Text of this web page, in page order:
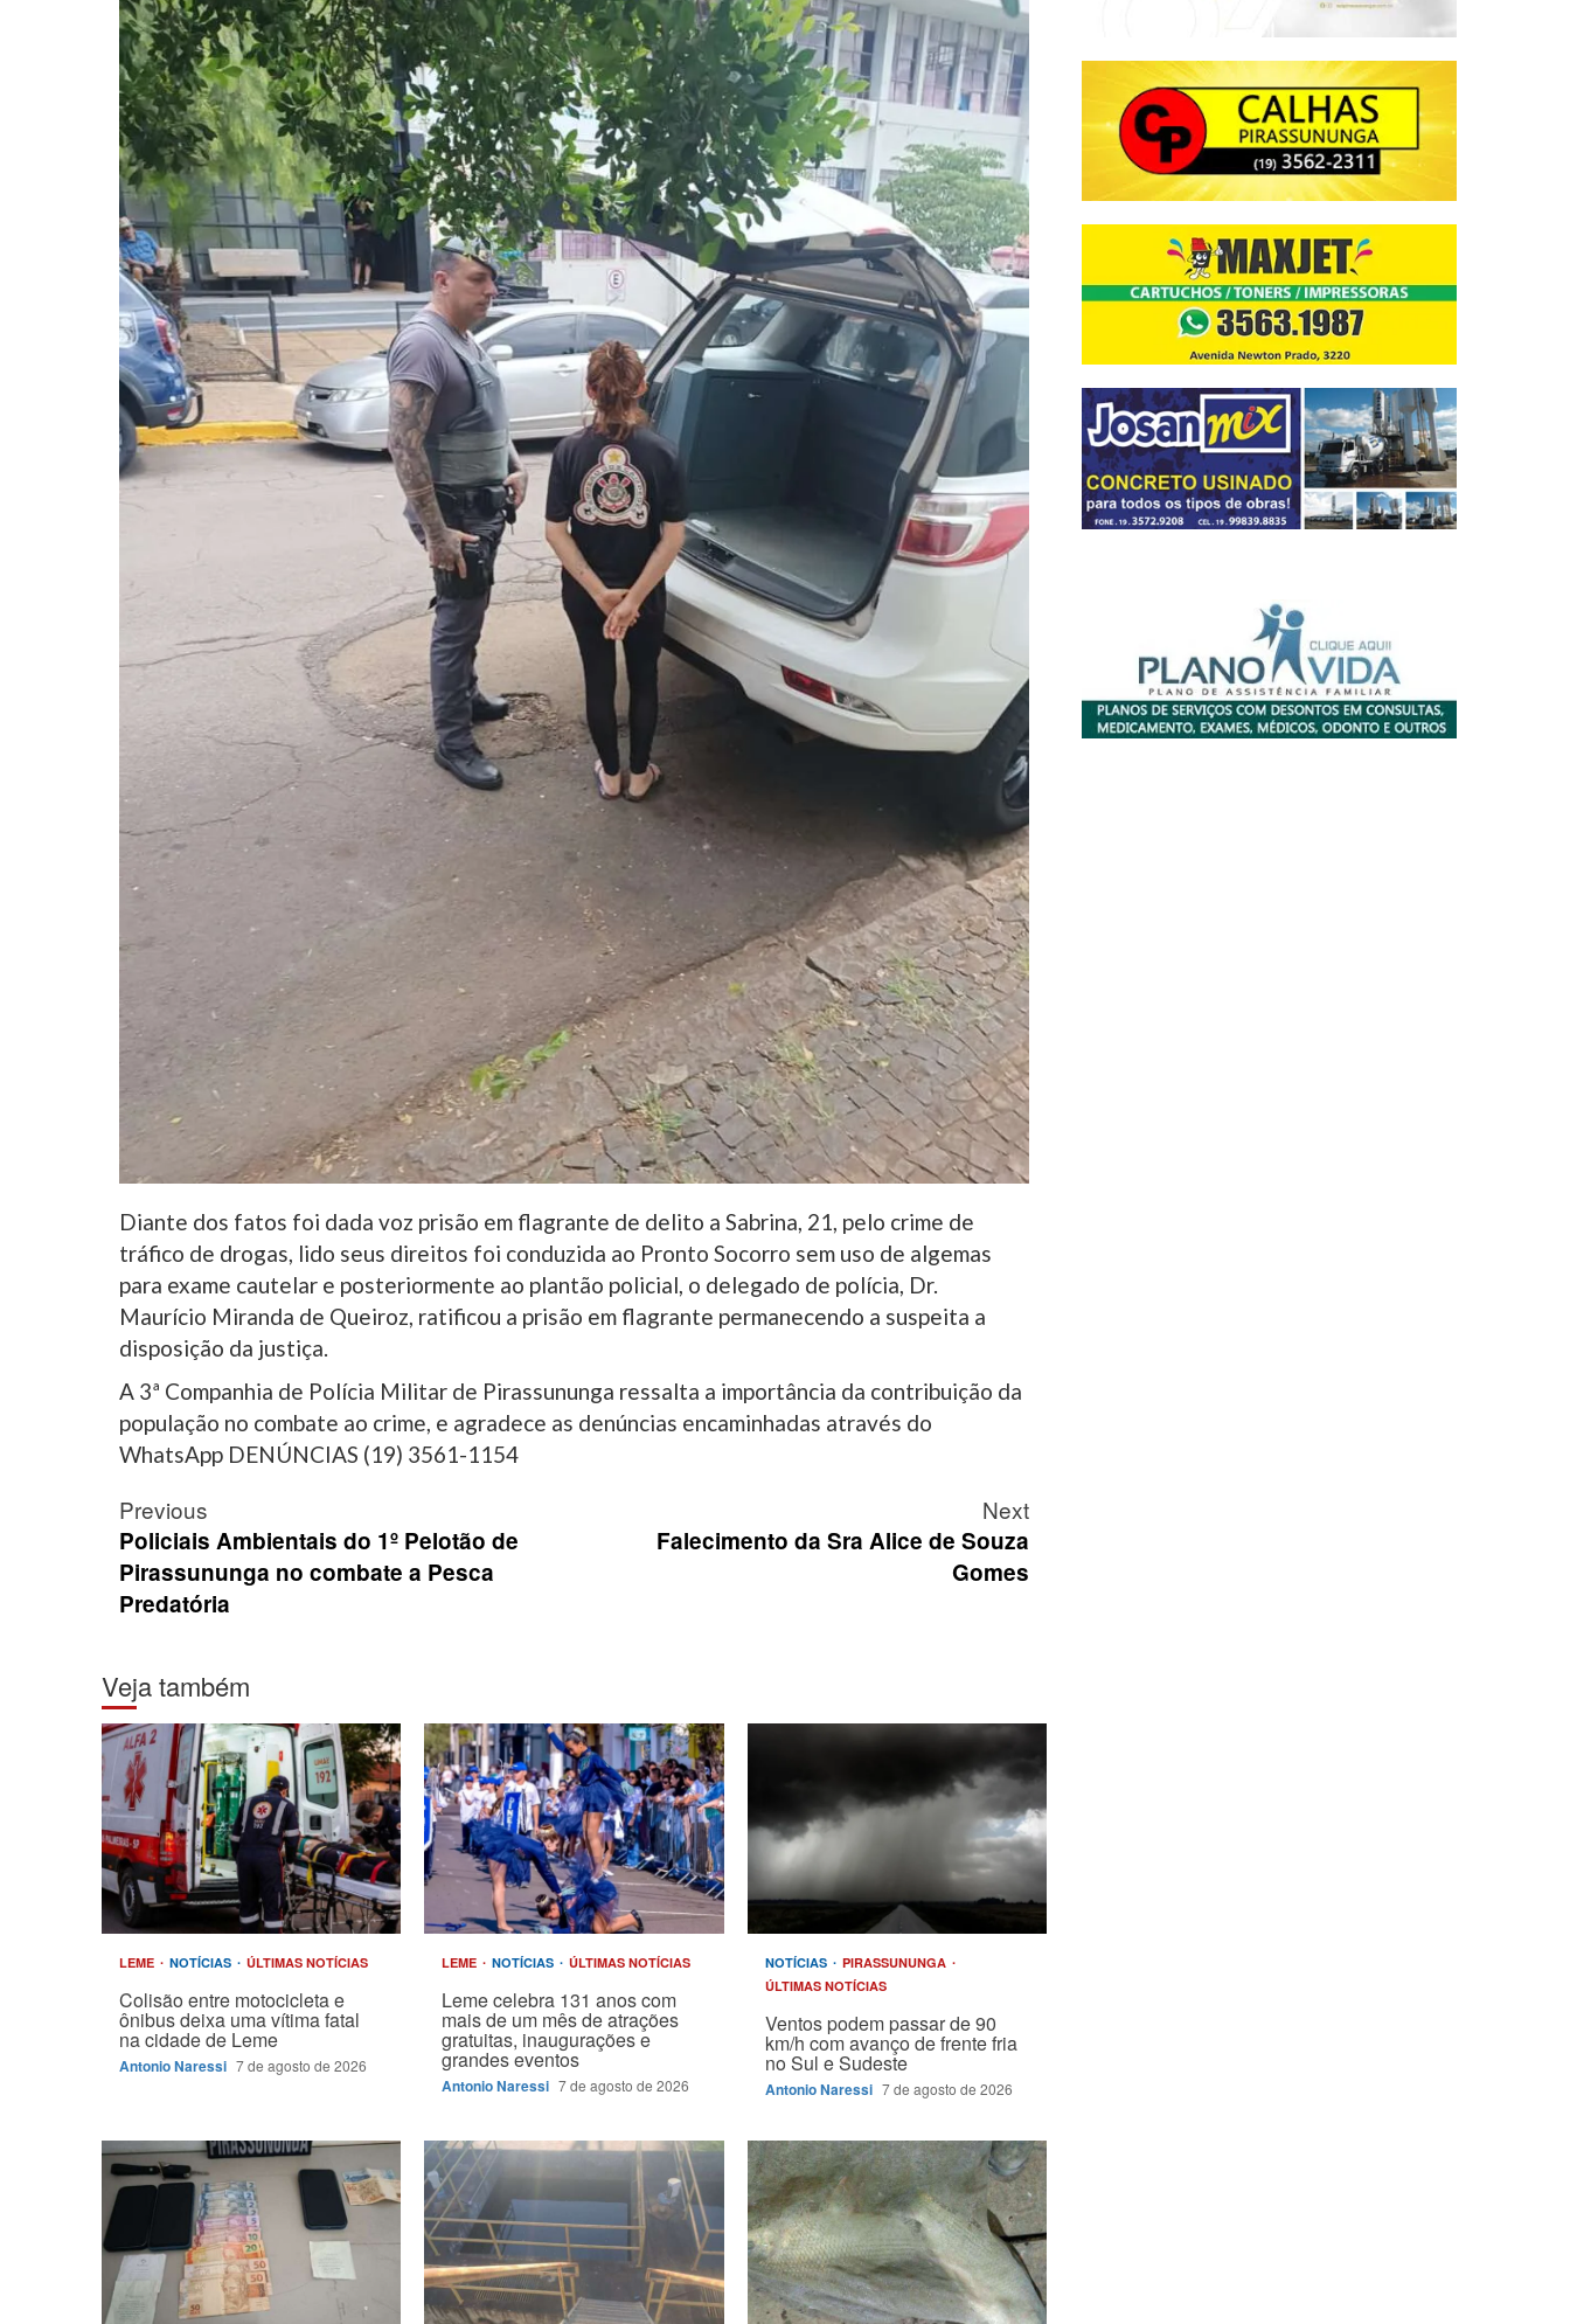
Diante dos fatos foi dada voz prisão em flagrante de delito a Sabrina, 21, pelo crime de
tráfico de drogas, lido seus direitos foi conduzida ao Pronto Socorro sem uso de algemas
para exame cautelar e posteriormente ao plantão policial, o delegado de polícia, Dr.
Maurício Miranda de Queiroz, ratificou a prisão em flagrante permanecendo a suspeita a
disposição da justiça.
A 3ª Companhia de Polícia Militar de Pirassununga ressalta a importância da contribuição da
população no combate ao crime, e agradece as denúncias encaminhadas através do
WhatsApp DENÚNCIAS (19) 3561-1154
Post
navigation
Previous
Policiais Ambientais do 1º Pelotão de
Pirassununga no combate a Pesca
Predatória
Next
Falecimento da Sra Alice de Souza
Gomes
Veja também
LEME NOTÍCIAS ÚLTIMAS NOTÍCIAS
Colisão entre motocicleta e
ônibus deixa uma vítima fatal
na cidade de Leme
Antonio Naressi 7 de agosto de 2026
LEME NOTÍCIAS ÚLTIMAS NOTÍCIAS
Leme celebra 131 anos com
mais de um mês de atrações
gratuitas, inaugurações e
grandes eventos
Antonio Naressi 7 de agosto de 2026
NOTÍCIAS
PIRASSUNUNGA
ÚLTIMAS NOTÍCIAS
Ventos podem passar de 90
km/h com avanço de frente fria
no Sul e Sudeste
Antonio Naressi 7 de agosto de 2026